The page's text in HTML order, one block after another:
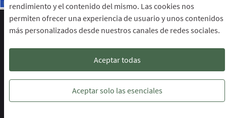
rendimiento y el contenido del mismo. Las cookies nos
permiten ofrecer una experiencia de usuario y unos contenidos
más personalizados desde nuestros canales de redes sociales.
Aceptar todas
Aceptar solo las esenciales
Escuela de Participación Ciudadana
Área de Participación Ciudadana
Descargar ficheros de datos abiertos
Configuración de cookies
Escuela de Participación Ciudadana en
Escuela de Participación
Escuela de Participación